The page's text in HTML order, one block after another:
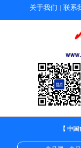
关于我们 | 联系
【 中